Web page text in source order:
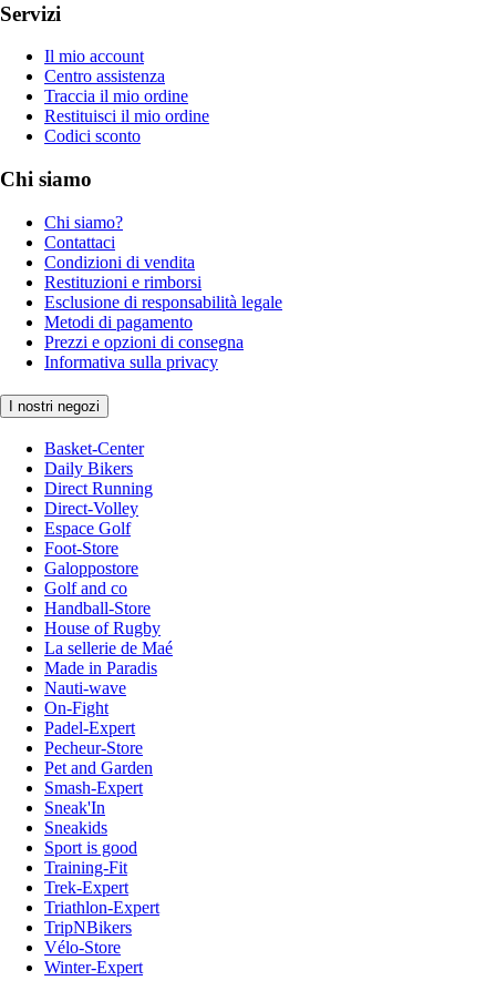
Servizi
Il mio account
Centro assistenza
Traccia il mio ordine
Restituisci il mio ordine
Codici sconto
Chi siamo
Chi siamo?
Contattaci
Condizioni di vendita
Restituzioni e rimborsi
Esclusione di responsabilità legale
Metodi di pagamento
Prezzi e opzioni di consegna
Informativa sulla privacy
I nostri negozi
Basket-Center
Daily Bikers
Direct Running
Direct-Volley
Espace Golf
Foot-Store
Galoppostore
Golf and co
Handball-Store
House of Rugby
La sellerie de Maé
Made in Paradis
Nauti-wave
On-Fight
Padel-Expert
Pecheur-Store
Pet and Garden
Smash-Expert
Sneak'In
Sneakids
Sport is good
Training-Fit
Trek-Expert
Triathlon-Expert
TripNBikers
Vélo-Store
Winter-Expert